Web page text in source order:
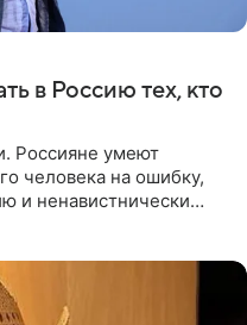
в Россию тех, кто
Россияне умеют
человека на ошибку,
и ненавистнически